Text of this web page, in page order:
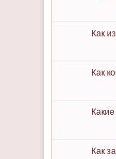
Как
Как
Как